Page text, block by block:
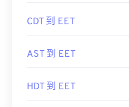
CDT 到 EET
AST 到 EET
HDT 到 EET